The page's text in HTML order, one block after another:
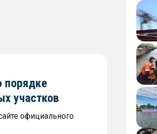
порядке
участков
официального